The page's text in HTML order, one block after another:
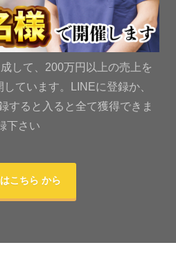
して、200万円以上の売上を
しています。LINEに登録か、
すると入ると全て獲得できま
下さい
こちら から